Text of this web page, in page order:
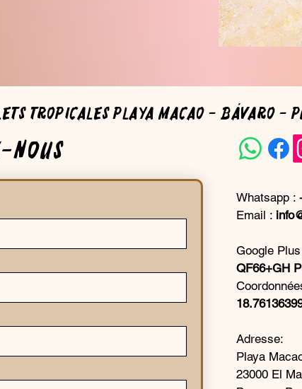
Tropicales Playa Macao - Bávaro -
nous
Whatsapp :
Email :
Google
QF66+GH
Adresse:
Playa
23000 El